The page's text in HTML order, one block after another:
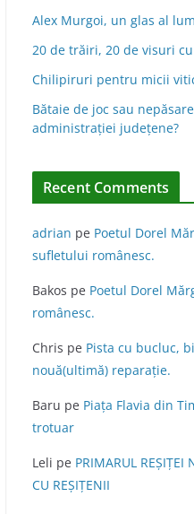
Alex Murgoi, un glas al
20 de trăiri, 20 de visuri
Chilipiruri pentru micii
Bătaie de joc sau
administraţiei judeţene?
Recent Comments
adrian pe Poetul Dorel
sufletului românesc.
Bakos pe Poetul Dorel
românesc.
Chris pe Pista cu bucluc,
nouă(ultimă) reparație.
Baru pe Piața Flavia din
trotuar
Leli pe PRIMARUL REŞIŢEI
CU REŞIŢENII